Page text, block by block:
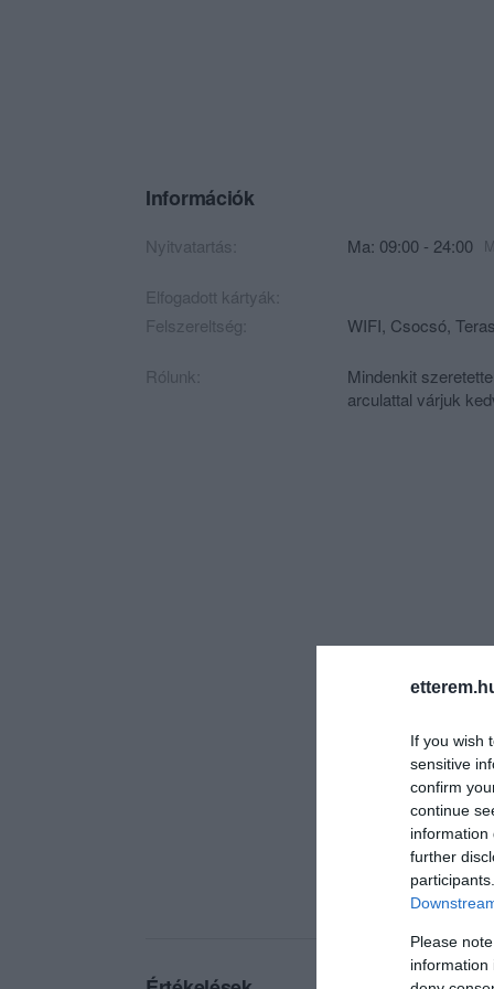
If you wish
sensitive
confirm
continue
information
further
Please
information
Információk
Nyitvatartás: Ma: 09:00 - 24:00
Elfogadott kártyák:
Felszereltség:
WIFI, Csocsó,
Rólunk:
Mindenkit
arculattal várjuk